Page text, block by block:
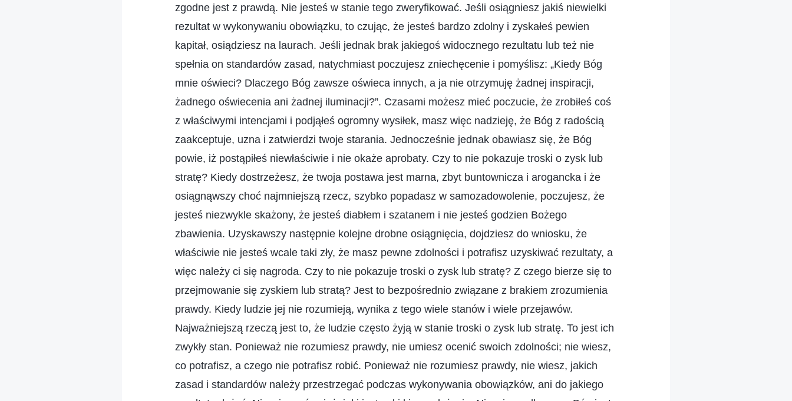
zgodne jest z prawdą. Nie jesteś w stanie tego zweryfikować. Jeśli osiągniesz jakiś niewielki
rezultat w wykonywaniu obowiązku, to czując, że jesteś bardzo zdolny i zyskałeś pewien
kapitał, osiądziesz na laurach. Jeśli jednak brak jakiegoś widocznego rezultatu lub też nie
spełnia on standardów zasad, natychmiast poczujesz zniechęcenie i pomyślisz: „Kiedy Bóg
mnie oświeci? Dlaczego Bóg zawsze oświeca innych, a ja nie otrzymuję żadnej inspiracji,
żadnego oświecenia ani żadnej iluminacji?”. Czasami możesz mieć poczucie, że zrobiłeś coś
z właściwymi intencjami i podjąłeś ogromny wysiłek, masz więc nadzieję, że Bóg z radością
zaakceptuje, uzna i zatwierdzi twoje starania. Jednocześnie jednak obawiasz się, że Bóg
powie, iż postąpiłeś niewłaściwie i nie okaże aprobaty. Czy to nie pokazuje troski o zysk lub
stratę? Kiedy dostrzeżesz, że twoja postawa jest marna, zbyt buntownicza i arogancka i że
osiągnąwszy choć najmniejszą rzecz, szybko popadasz w samozadowolenie, poczujesz, że
jesteś niezwykle skażony, że jesteś diabłem i szatanem i nie jesteś godzien Bożego
zbawienia. Uzyskawszy następnie kolejne drobne osiągnięcia, dojdziesz do wniosku, że
właściwie nie jesteś wcale taki zły, że masz pewne zdolności i potrafisz uzyskiwać rezultaty, a
więc należy ci się nagroda. Czy to nie pokazuje troski o zysk lub stratę? Z czego bierze się to
przejmowanie się zyskiem lub stratą? Jest to bezpośrednio związane z brakiem zrozumienia
prawdy. Kiedy ludzie jej nie rozumieją, wynika z tego wiele stanów i wiele przejawów.
Najważniejszą rzeczą jest to, że ludzie często żyją w stanie troski o zysk lub stratę. To jest ich
zwykły stan. Ponieważ nie rozumiesz prawdy, nie umiesz ocenić swoich zdolności; nie wiesz,
co potrafisz, a czego nie potrafisz robić. Ponieważ nie rozumiesz prawdy, nie wiesz, jakich
zasad i standardów należy przestrzegać podczas wykonywania obowiązków, ani do jakiego